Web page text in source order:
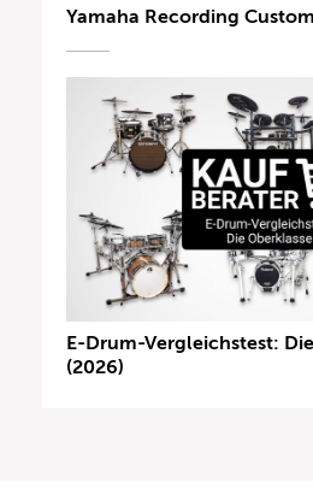
Yamaha Recording
E-Drum-Vergleichstest:
(2026)